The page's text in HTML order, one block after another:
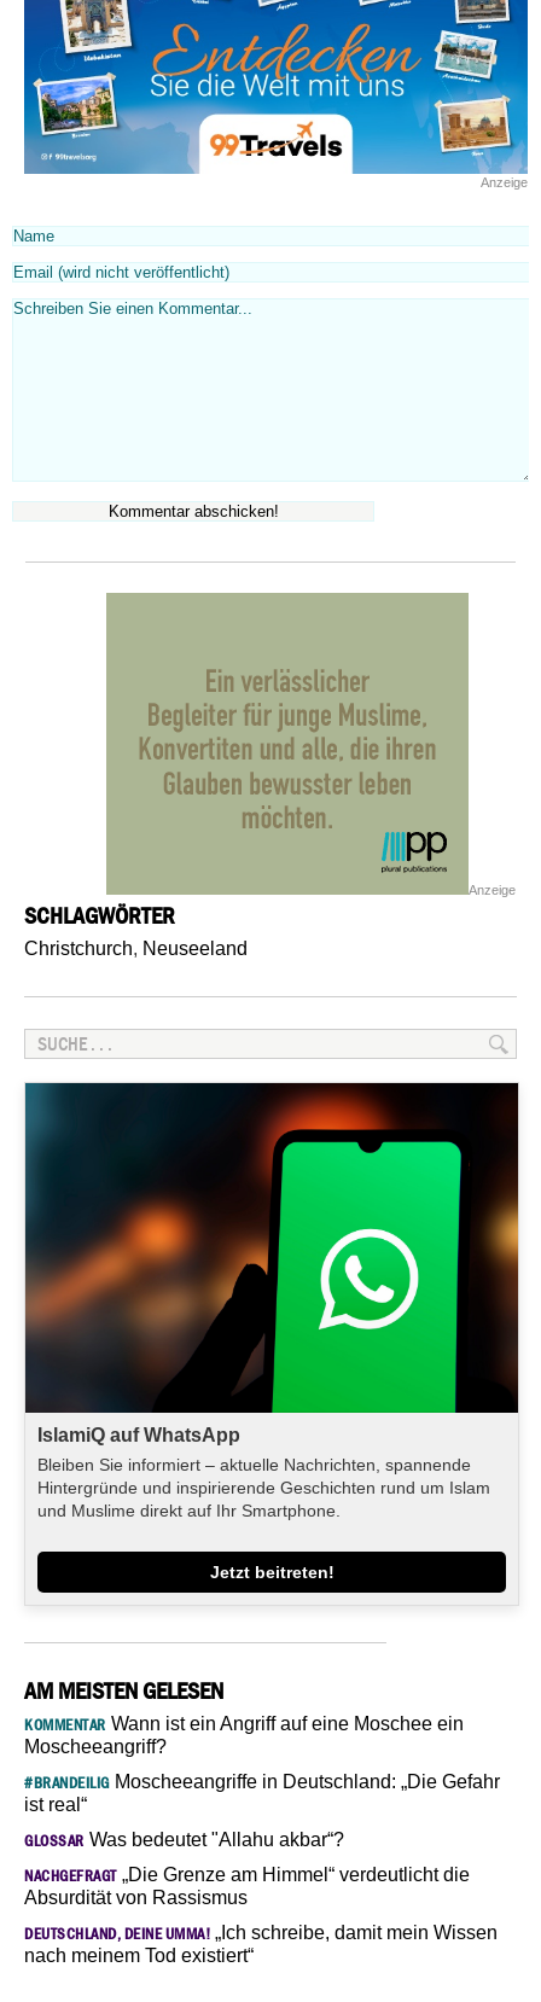
Anzeige
Anzeige
SCHLAGWÖRTER
Christchurch, Neuseeland
IslamiQ auf WhatsApp
Bleiben Sie informiert – aktuelle Nachrichten, spannende
Hintergründe und inspirierende Geschichten rund um Islam
und Muslime direkt auf Ihr Smartphone.
Jetzt beitreten!
AM MEISTEN GELESEN
KOMMENTAR Wann ist ein Angriff auf eine Moschee ein
Moscheeangriff?
#BRANDEILIGMoscheeangriffe in Deutschland: „Die Gefahr
ist real“
GLOSSAR Was bedeutet "Allahu akbar“?
NACHGEFRAGT„Die Grenze am Himmel“ verdeutlicht die
Absurdität von Rassismus
DEUTSCHLAND, DEINE UMMA! „Ich schreibe, damit mein Wissen
nach meinem Tod existiert“